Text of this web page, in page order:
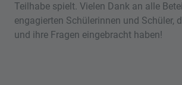
Teilhabe spielt. Vielen Dank an alle
engagierten Schülerinnen und Schüler,
und ihre Fragen eingebracht haben!